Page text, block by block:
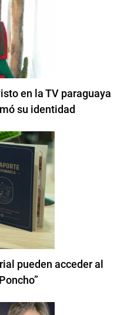
en la TV paraguaya
su identidad
pueden acceder al